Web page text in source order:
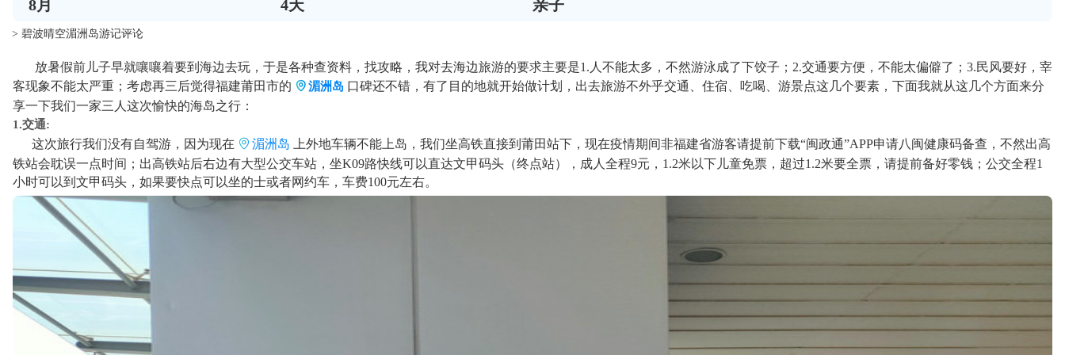
8月 4天 亲子
> 碧波晴空湄洲岛游记评论
放暑假前儿子早就嚷嚷着要到海边去玩，于是各种查资料，找攻略，我对去海边旅游的要求主要是1.人不能太多，不然游泳成了下饺子；2.交通要方便，不能太偏僻了；3.民风要好，宰
客现象不能太严重；考虑再三后觉得福建莆田市的
湄洲岛 口碑还不错，有了目的地就开始做计划，出去旅游不外乎交通、住宿、吃喝、游景点这几个要素，下面我就从这几个方面来分
享一下我们一家三人这次愉快的海岛之行：
1.交通:
这次旅行我们没有自驾游，因为现在 湄洲岛
上外地车辆不能上岛，我们坐高铁直接到莆田站下，现在疫情期间非福建省游客请提前下载“闽政通”APP申请八闽健康码备查，不然出高
铁站会耽误一点时间；出高铁站后右边有大型公交车站，坐K09路快线可以直达文甲码头（终点站），成人全程9元，1.2米以下儿童免票，超过1.2米要全票，请提前备好零钱；公交全程1
小时可以到文甲码头，如果要快点可以坐的士或者网约车，车费100元左右。